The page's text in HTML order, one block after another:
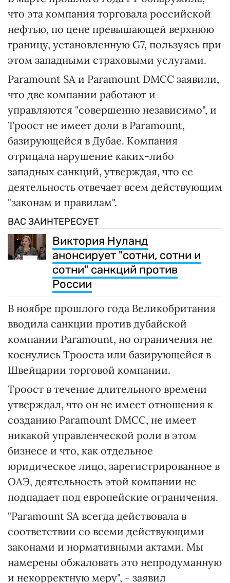
что эта компания торговала российской
нефтью, по цене превышающей верхнюю
границу, установленную G7, пользуясь при
этом западными страховыми услугами.
Paramount SA и Paramount DMCC заявили,
что две компании работают и
управляются "совершенно независимо", и
Троост не имеет доли в Paramount,
базирующейся в Дубае. Компания
отрицала нарушение каких-либо
западных санкций, утверждая, что ее
деятельность отвечает всем действующим
"законам и правилам".
ВАС ЗАИНТЕРЕСУЕТ
Виктория Нуланд
анонсирует "сотни, сотни и
сотни" санкций против
России
В ноябре прошлого года Великобритания
вводила санкции против дубайской
компании Paramount, но ограничения не
коснулись Трооста или базирующейся в
Швейцарии торговой компании.
Троост в течение длительного времени
утверждал, что он не имеет отношения к
созданию Paramount DMCC, не имеет
никакой управленческой роли в этом
бизнесе и что, как отдельное
юридическое лицо, зарегистрированное в
ОАЭ, деятельность этой компании не
подпадает под европейские ограничения.
"Paramount SA всегда действовала в
соответствии со всеми действующими
законами и нормативными актами. Мы
намерены обжаловать это непродуманную
и некорректную меру", - заявил